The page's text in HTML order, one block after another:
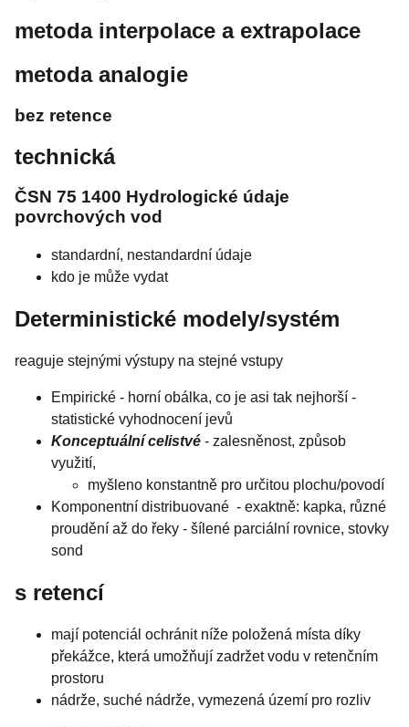
metoda interpolace a extrapolace
metoda analogie
bez retence
technická
ČSN 75 1400 Hydrologické údaje
povrchových vod
standardní, nestandardní údaje
kdo je může vydat
Deterministické modely/systém
reaguje stejnými výstupy na stejné vstupy
Empirické - horní obálka, co je asi tak nejhorší -
statistické vyhodnocení jevů
Konceptuální celistvé - zalesněnost, způsob
využití,
myšleno konstantně pro určitou plochu/povodí
Komponentní distribuované - exaktně: kapka, různé
proudění až do řeky - šílené parciální rovnice, stovky
sond
s retencí
mají potenciál ochránit níže položená místa díky
překážce, která umožňují zadržet vodu v retenčním
prostoru
nádrže, suché nádrže, vymezená území pro rozliv